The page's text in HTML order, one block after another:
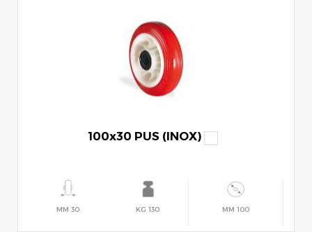
100x30 PUS (INOX)
100 MM
130 KG
30 MM